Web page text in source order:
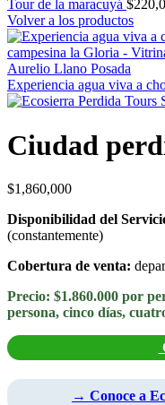
Tour de la maracuyá $
Volver a los productos
Experiencia agua viva a
Ciudad
$1,860,000
Disponibilidad del
(constantemente)
Cobertura de venta:
Precio: $1.860.000 por
persona, cinco días,
→ Conoce a